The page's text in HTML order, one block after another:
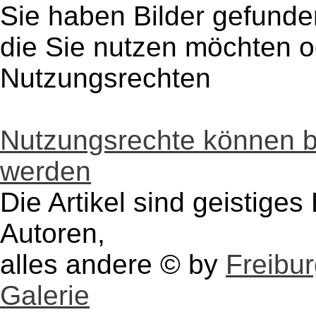
Sie haben Bilder
die Sie nutzen möchten
Nutzungsrechten
Nutzungsrechte können
werden
Die Artikel sind
Autoren,
alles andere © by
Galerie